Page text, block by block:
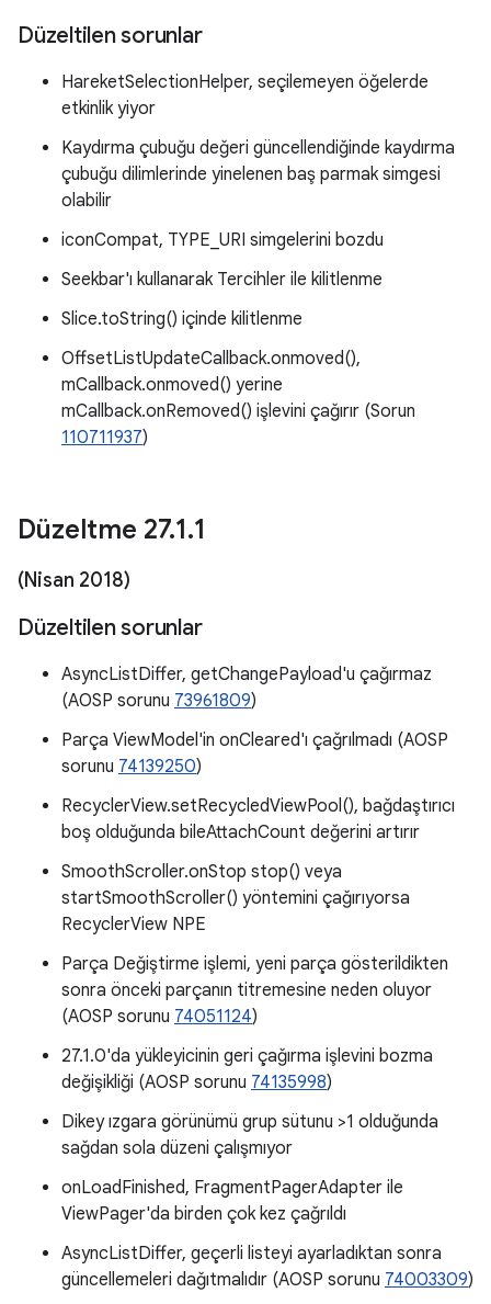
Düzeltilen sorunlar
HareketSelectionHelper, seçilemeyen öğelerde
etkinlik yiyor
Kaydırma çubuğu değeri güncellendiğinde kaydırma
çubuğu dilimlerinde yinelenen baş parmak simgesi
olabilir
iconCompat, TYPE_URI simgelerini bozdu
Seekbar'ı kullanarak Tercihler ile kilitlenme
Slice.toString() içinde kilitlenme
OffsetListUpdateCallback.onmoved(),
mCallback.onmoved() yerine
mCallback.onRemoved() işlevini çağırır (Sorun
110711937)
Düzeltme 27.1.1
(Nisan 2018)
Düzeltilen sorunlar
AsyncListDiffer, getChangePayload'u çağırmaz
(AOSP sorunu 73961809)
Parça ViewModel'in onCleared'ı çağrılmadı (AOSP
sorunu 74139250)
RecyclerView.setRecycledViewPool(), bağdaştırıcı
boş olduğunda bileAttachCount değerini artırır
SmoothScroller.onStop stop() veya
startSmoothScroller() yöntemini çağırıyorsa
RecyclerView NPE
Parça Değiştirme işlemi, yeni parça gösterildikten
sonra önceki parçanın titremesine neden oluyor
(AOSP sorunu 74051124)
27.1.0'da yükleyicinin geri çağırma işlevini bozma
değişikliği (AOSP sorunu 74135998)
Dikey ızgara görünümü grup sütunu >1 olduğunda
sağdan sola düzeni çalışmıyor
onLoadFinished, FragmentPagerAdapter ile
ViewPager'da birden çok kez çağrıldı
AsyncListDiffer, geçerli listeyi ayarladıktan sonra
güncellemeleri dağıtmalıdır (AOSP sorunu 74003309)